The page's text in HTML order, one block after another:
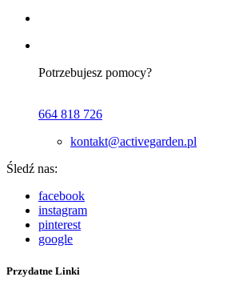
Potrzebujesz pomocy?
664 818 726
kontakt@activegarden.pl
Śledź nas:
facebook
instagram
pinterest
google
Przydatne Linki